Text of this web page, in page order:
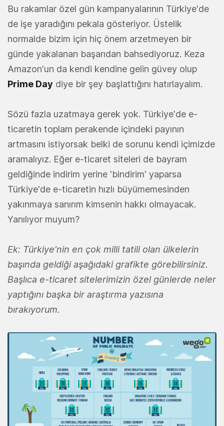
Bu rakamlar özel gün kampanyalarının Türkiye'de
de işe yaradığını pekala gösteriyor. Üstelik
normalde bizim için hiç önem arzetmeyen bir
günde yakalanan başarıdan bahsediyoruz. Keza
Amazon'un da kendi kendine gelin güvey olup
Prime Day diye bir şey başlattığını hatırlayalım.
Sözü fazla uzatmaya gerek yok. Türkiye'de e-
ticaretin toplam perakende içindeki payının
artmasını istiyorsak belki de sorunu kendi içimizde
aramalıyız. Eğer e-ticaret siteleri de bayram
geldiğinde indirim yerine 'bindirim' yaparsa
Türkiye'de e-ticaretin hızlı büyümemesinden
yakınmaya sanırım kimsenin hakkı olmayacak.
Yanılıyor muyum?
Ek: Türkiye'nin en çok milli tatili olan ülkelerin
başında geldiği aşağıdaki grafikte görebilirsiniz.
Başlıca e-ticaret sitelerimizin özel günlerde neler
yaptığını başka bir araştırma yazısına
bırakıyorum.